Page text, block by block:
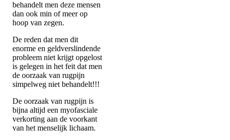
behandelt men deze mensen
dan ook min of meer op
hoop van zegen.
De reden dat men dit
enorme en geldverslindende
probleem niet krijgt opgelost
is gelegen in het feit dat men
de oorzaak van rugpijn
simpelweg niet behandelt!!!
De oorzaak van rugpijn is
bijna altijd een myofasciale
verkorting aan de voorkant
van het menselijk lichaam.